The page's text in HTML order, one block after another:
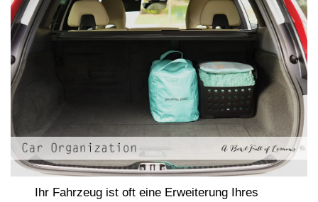
Ihr Fahrzeug ist oft eine Erweiterung Ihres